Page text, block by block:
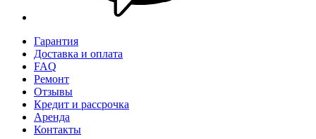
Гарантия
Доставка и оплата
FAQ
Ремонт
Отзывы
Кредит и рассрочка
Аренда
Контакты